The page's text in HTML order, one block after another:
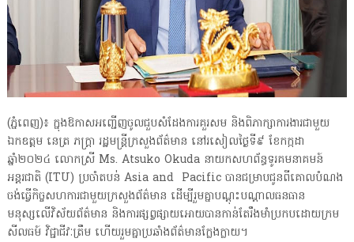
(ភ្នំពេញ)៖ ក្នុងឱកាសអញ្ជើញចូលជួបសំដែងការគួរសម និងពិភាក្សាការងារជាមួយ
ឯកឧត្តម នេត្រ ភក្ត្រា រដ្ឋមន្ត្រីក្រសួងព័ត៌មាន នៅរសៀលថ្ងៃទី៩ ខែកក្កដា
ឆ្នាំ២០២៤ លោកស្រី Ms. Atsuko Okuda នាយកសហព័ន្ធទូរគមនាគមន៍
អន្តរជាតិ (ITU) ប្រចាំតបន់ Asia and Pacific បានជម្រាបជូនពីគោលបំណង
ចង់ធ្វើកិច្ចសហការជាមួយក្រសួងព័ត៌មាន ដើម្បីរួមគ្នាបណ្តុះបណ្តាលធនធាន
មនុស្សលើវិស័យព័ត៌មាន និងការផ្សព្វផ្សាយអោយបានកាន់តែរឹងមាំប្រកបដោយក្រម
សីលធម៍ វិជ្ជាជីវៈត្រឹម ហើយរួមគ្នាប្រឆាំងព័ត៌មានក្លែងក្លាយ។